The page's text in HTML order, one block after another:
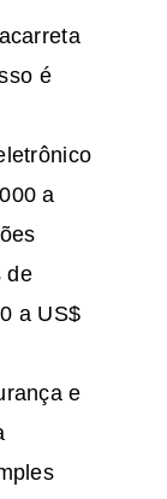
é
a
de
a US$
e